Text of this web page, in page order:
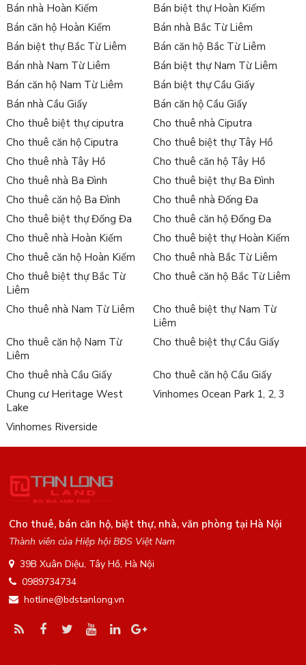
Bán nhà Hoàn Kiếm
Bán biệt thự Hoàn Kiếm
Bán căn hộ Hoàn Kiếm
Bán nhà Bắc Từ Liêm
Bán biệt thự Bắc Từ Liêm
Bán căn hộ Bắc Từ Liêm
Bán nhà Nam Từ Liêm
Bán biệt thự Nam Từ Liêm
Bán căn hộ Nam Từ Liêm
Bán biệt thự Cầu Giấy
Bán nhà Cầu Giấy
Bán căn hộ Cầu Giấy
Cho thuê biệt thự ciputra
Cho thuê nhà Ciputra
Cho thuê căn hộ Ciputra
Cho thuê biệt thự Tây Hồ
Cho thuê nhà Tây Hồ
Cho thuê căn hộ Tây Hồ
Cho thuê nhà Ba Đình
Cho thuê biệt thự Ba Đình
Cho thuê căn hộ Ba Đình
Cho thuê nhà Đống Đa
Cho thuê biệt thự Đống Đa
Cho thuê căn hộ Đống Đa
Cho thuê nhà Hoàn Kiếm
Cho thuê biệt thự Hoàn Kiếm
Cho thuê căn hộ Hoàn Kiếm
Cho thuê nhà Bắc Từ Liêm
Cho thuê biệt thự Bắc Từ
Liêm
Cho thuê căn hộ Bắc Từ Liêm
Cho thuê nhà Nam Từ Liêm
Cho thuê biệt thự Nam Từ
Liêm
Cho thuê căn hộ Nam Từ
Liêm
Cho thuê biệt thự Cầu Giấy
Cho thuê nhà Cầu Giấy
Cho thuê căn hộ Cầu Giấy
Chung cư Heritage West
Lake
Vinhomes Ocean Park 1, 2, 3
Vinhomes Riverside
Cho thuê, bán căn hộ, biệt thự, nhà, văn phòng tại Hà Nội
Thành viên của Hiệp hội BĐS Việt Nam
39B Xuân Diệu, Tây Hồ, Hà Nội
0989734734
hotline@bdstanlong.vn